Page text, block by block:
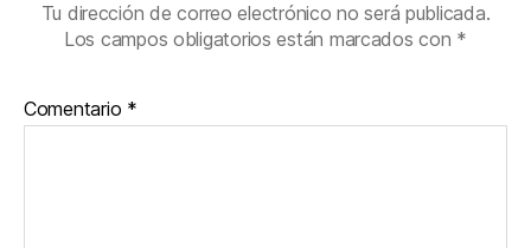
Tu dirección de correo electrónico no será publicada.
Los campos obligatorios están marcados con *
Comentario *